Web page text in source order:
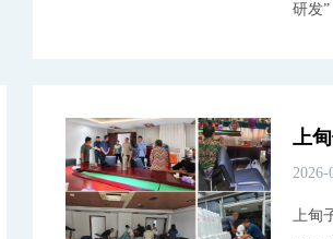
研发
2026-
上甸